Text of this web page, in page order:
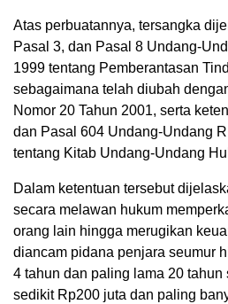
Atas perbuatannya, tersangka
Pasal 3, dan Pasal 8 Undang-
1999 tentang Pemberantasan
sebagaimana telah diubah
Nomor 20 Tahun 2001, serta
dan Pasal 604 Undang-Undang
tentang Kitab Undang-Undang
Dalam ketentuan tersebut
secara melawan hukum
orang lain hingga merugikan
diancam pidana penjara seumur
4 tahun dan paling lama 20 tahun
sedikit Rp200 juta dan paling